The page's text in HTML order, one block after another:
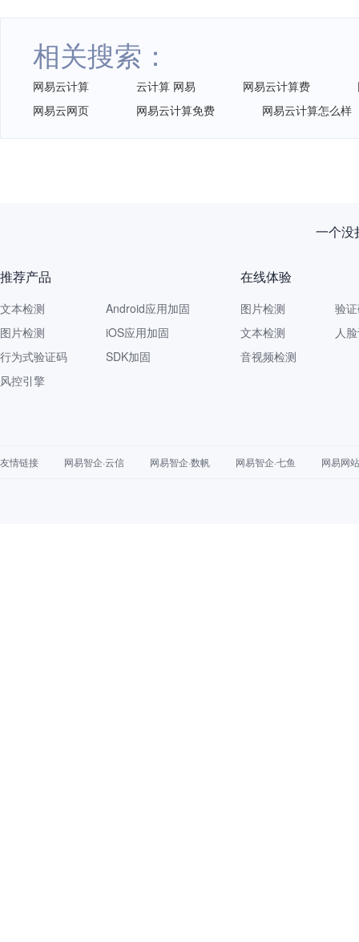
相关搜索：
网易云计算 云计算 网易 网易云计算费
网易云网页
网易云计算免费 网易云计算怎么样
一个没
推荐产品
文本检测
图片检测
行为式验证码
风控引擎
Android应用加固
iOS应用加固
SDK加固
在线体验
图片检测
文本检测
音视频检测
验
人
友情链接 网易智企·云信 网易智企·数帆 网易智企·七鱼 网易网